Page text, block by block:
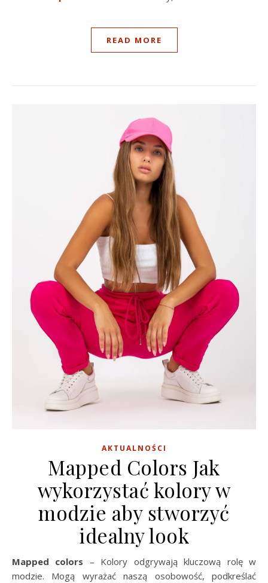
READ MORE
AKTUALNOŚCI
Mapped Colors Jak
wykorzystać kolory w
modzie aby stworzyć
idealny look
Mapped colors – Kolory odgrywają kluczową rolę w
modzie. Mogą wyrażać naszą osobowość, podkreślać